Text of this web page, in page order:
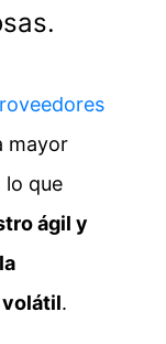
mayor
lo que
ágil y
.